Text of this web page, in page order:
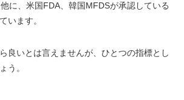
に、米国FDA、韓国MFDSが承認している
います。
良いとは言えませんが、ひとつの指標とし
う。